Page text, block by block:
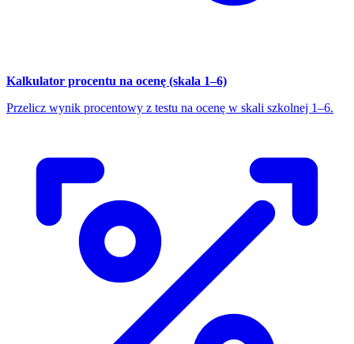
Kalkulator procentu na ocenę (skala 1–6)
Przelicz wynik procentowy z testu na ocenę w skali szkolnej 1–6.